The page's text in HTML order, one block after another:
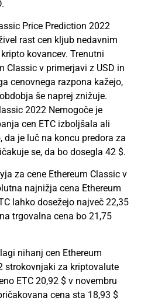
Price Prediction 2022
rast cen kljub nedavnim
kovancev. Trenutni
Classic v primerjavi z USD in
cenovnega razpona kažejo,
še naprej znižuje.
2022 Nemogoče je
cen ETC izboljšala ali
da je luč na koncu predora za
se, da bo dosegla 42 $.
za cene Ethereum Classic v
najnižja cena Ethereum
lahko dosežejo največ 22,35
trgovalna cena bo 21,75
nihanj cen Ethereum
strokovnjaki za kriptovalute
ETC 20,92 $ v novembru
cena sta 18,93 $